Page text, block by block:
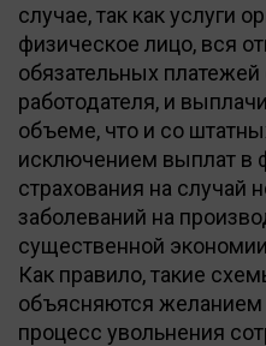
случае, так как услуги
физическое лицо, вся
обязательных
работодателя, и
объеме, что и со
исключением выплат в
страхования на случай
заболеваний на
существенной
Как правило, такие
объясняются желанием
процесс увольнения